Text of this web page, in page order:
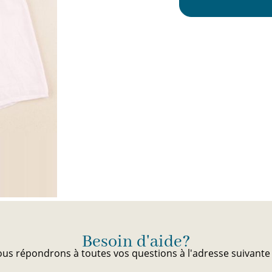
Besoin d'aide?
répondrons à toutes vos questions à l'adresse suivante